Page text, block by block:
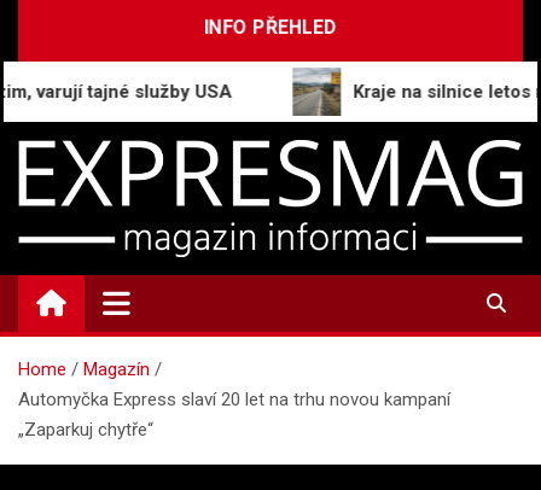
INFO PŘEHLED
tajné služby USA Kraje na silnice letos
ExpresMag.cz
Informační magazín
Home
Magazín
Automyčka Express slaví 20 let na trhu novou kampaní
„Zaparkuj chytře“